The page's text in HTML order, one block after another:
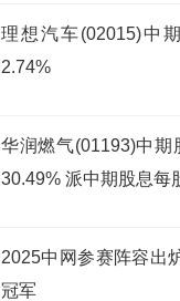
理想汽车(02015)中
2.74%
华润燃气(01193)中期
30.49% 派中期股息每
2025中网参赛阵容出
冠军